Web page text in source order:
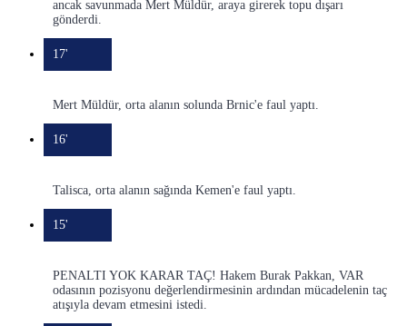
ancak savunmada Mert Müldür, araya girerek topu dışarı
gönderdi.
17'
Mert Müldür, orta alanın solunda Brnic'e faul yaptı.
16'
Talisca, orta alanın sağında Kemen'e faul yaptı.
15'
PENALTI YOK KARAR TAÇ! Hakem Burak Pakkan, VAR
odasının pozisyonu değerlendirmesinin ardından mücadelenin taç
atışıyla devam etmesini istedi.